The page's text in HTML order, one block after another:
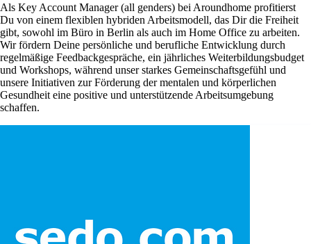
Als Key Account Manager (all genders) bei Aroundhome profitierst
Du von einem flexiblen hybriden Arbeitsmodell, das Dir die Freiheit
gibt, sowohl im Büro in Berlin als auch im Home Office zu arbeiten.
Wir fördern Deine persönliche und berufliche Entwicklung durch
regelmäßige Feedbackgespräche, ein jährliches Weiterbildungsbudget
und Workshops, während unser starkes Gemeinschaftsgefühl und
unsere Initiativen zur Förderung der mentalen und körperlichen
Gesundheit eine positive und unterstützende Arbeitsumgebung
schaffen.